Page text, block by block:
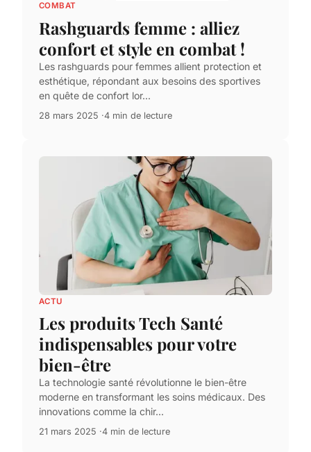
COMBAT
Rashguards femme : alliez
confort et style en combat !
Les rashguards pour femmes allient protection et
esthétique, répondant aux besoins des sportives
en quête de confort lor...
28 mars 2025 4 min de lecture
ACTU
Les produits Tech Santé
indispensables pour votre
bien-être
La technologie santé révolutionne le bien-être
moderne en transformant les soins médicaux. Des
innovations comme la chir...
21 mars 2025 4 min de lecture